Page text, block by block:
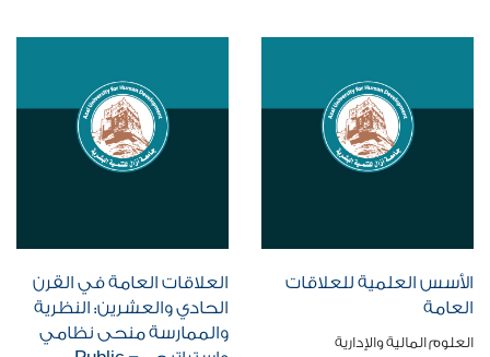
الأسس العلمية للعلاقات
العامة
العلوم المالية والإدارية
العلاقات العامة في القرن
الحادي والعشرين: النظرية
والممارسة منحى نظامي